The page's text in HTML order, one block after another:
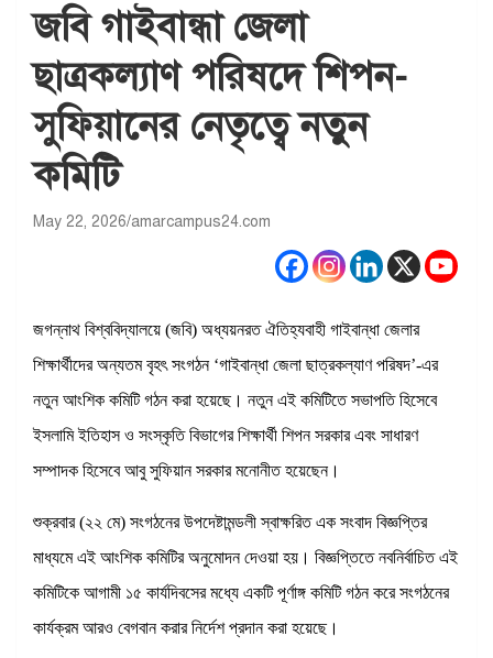
জবি গাইবান্ধা জেলা
ছাত্রকল্যাণ পরিষদে শিপন-
সুফিয়ানের নেতৃত্বে নতুন
কমিটি
May 22, 2026 amarcampus24.com
জগন্নাথ বিশ্ববিদ্যালয়ে (জবি) অধ্যয়নরত ঐতিহ্যবাহী গাইবান্ধা জেলার
শিক্ষার্থীদের অন্যতম বৃহৎ সংগঠন ‘গাইবান্ধা জেলা ছাত্রকল্যাণ পরিষদ’-এর
নতুন আংশিক কমিটি গঠন করা হয়েছে। নতুন এই কমিটিতে সভাপতি হিসেবে
ইসলামি ইতিহাস ও সংস্কৃতি বিভাগের শিক্ষার্থী শিপন সরকার এবং সাধারণ
সম্পাদক হিসেবে আবু সুফিয়ান সরকার মনোনীত হয়েছেন।
শুক্রবার (২২ মে) সংগঠনের উপদেষ্টামন্ডলী স্বাক্ষরিত এক সংবাদ বিজ্ঞপ্তির
মাধ্যমে এই আংশিক কমিটির অনুমোদন দেওয়া হয়। বিজ্ঞপ্তিতে নবনির্বাচিত এই
কমিটিকে আগামী ১৫ কার্যদিবসের মধ্যে একটি পূর্ণাঙ্গ কমিটি গঠন করে সংগঠনের
কার্যক্রম আরও বেগবান করার নির্দেশ প্রদান করা হয়েছে।